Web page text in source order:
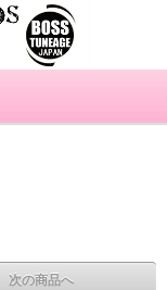
次の商品へ